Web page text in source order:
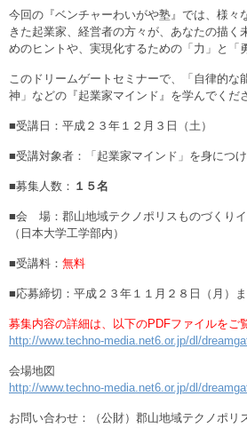
今回の『ベンチャーわいがや塾』では、様々
きた起業家、経営者の方々が、あなたの描く
めのヒントや、実現化するための「力」と「
このドリームゲートセミナーで、「自律的な
神」などの『起業家マインド』を学んでくだ
■受講日：平成２３年１２月３日（土）
■受講対象者：「起業家マインド」を身につ
■募集人数： １５名
■会 場：郡山地域テクノポリスものづくり
（日本大学工学部内）
■受講料： 無料
■応募締切：平成２３年１１月２８日（月）
募集内容の詳細は、以下のPDFファイルをご
http://www.techno-media.net6.or.jp/dl/
会場地図
http://www.techno-media.net6.or.jp/dl/
お問い合わせ：（公財）郡山地域テクノポリ